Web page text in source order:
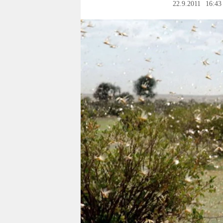
nord
wahrheit
verlag
verlag
veranstaltungen
shop
fragen & hilfe
unterstützen
abo
genossenschaft
22.9.2011